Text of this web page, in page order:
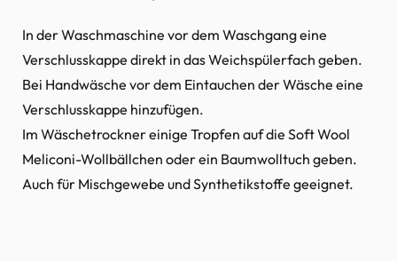
In der Waschmaschine vor dem Waschgang eine
Verschlusskappe direkt in das Weichspülerfach geben.
Bei Handwäsche vor dem Eintauchen der Wäsche eine
Verschlusskappe hinzufügen.
Im Wäschetrockner einige Tropfen auf die Soft Wool
Meliconi-Wollbällchen oder ein Baumwolltuch geben.
Auch für Mischgewebe und Synthetikstoffe geeignet.